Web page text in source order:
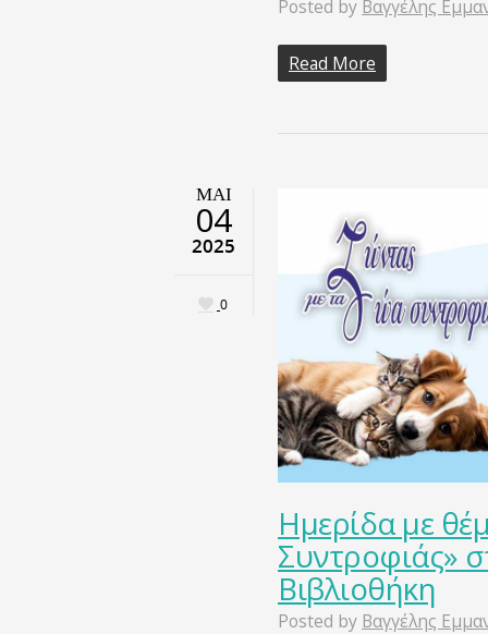
Posted by Βαγγέλης
Read More
ΜΑΙ
04
2025
0
Ημερίδα με
Συντροφιάς»
Βιβλιοθήκη
Posted by Βαγγέλης